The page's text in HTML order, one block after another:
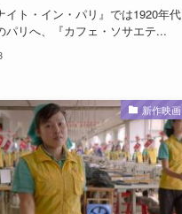
イト・イン・パリ』では1920年代
パリへ、『カフェ・ソサエテ...
新作映画